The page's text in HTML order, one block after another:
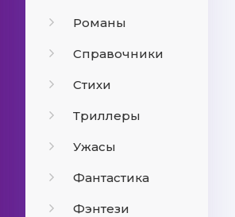
Романы
Справочники
Стихи
Триллеры
Ужасы
Фантастика
Фэнтези